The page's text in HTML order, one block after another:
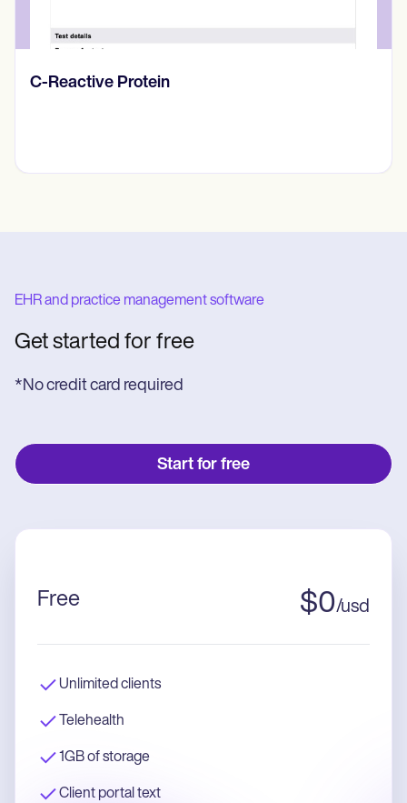
Diario de pensamientos
EHR and practice management software
Get started for free
*No credit card required
Start for free
Free $0/usd
Unlimited clients
Telehealth
1GB of storage
Client portal text